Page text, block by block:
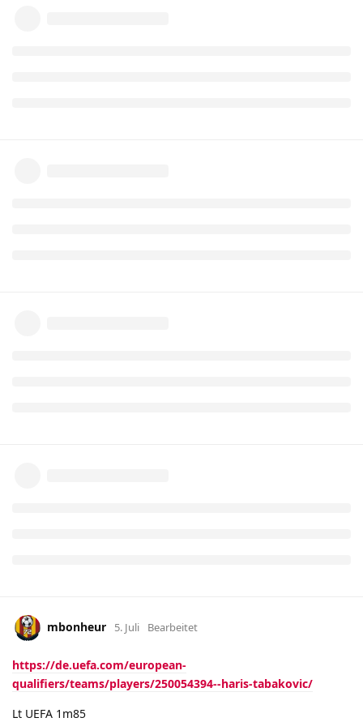
mbonheur 5. Juli Bearbeitet
https://de.uefa.com/european-
qualifiers/teams/players/250054394--haris-tabakovic/
Lt UEFA 1m85